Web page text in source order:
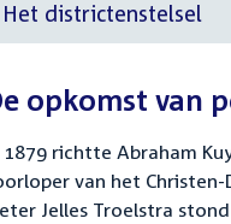
Het districtenstelsel
opkomst van
1879 richtte Abraham
van het
Jelles Troelstra